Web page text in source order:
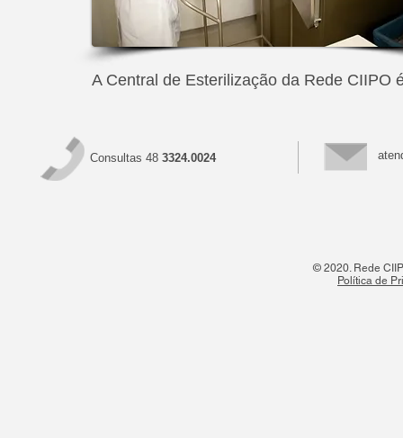
A Central de Esterilização da Rede CIIPO
Consultas 48 3324.0024
© 2020. Rede
Política de